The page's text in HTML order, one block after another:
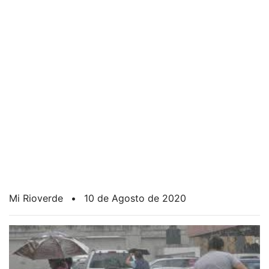
Mi Rioverde • 10 de Agosto de 2020